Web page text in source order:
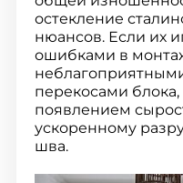
остекление
нюансов. Если их
ошибками в
перекосами
появлением
ускоренному
шва.